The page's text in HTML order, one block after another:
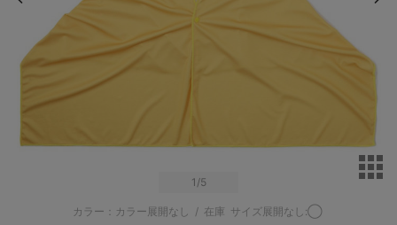
1 /5
カラー：カラー展開なし / 在庫 サイズ展開なし:◯